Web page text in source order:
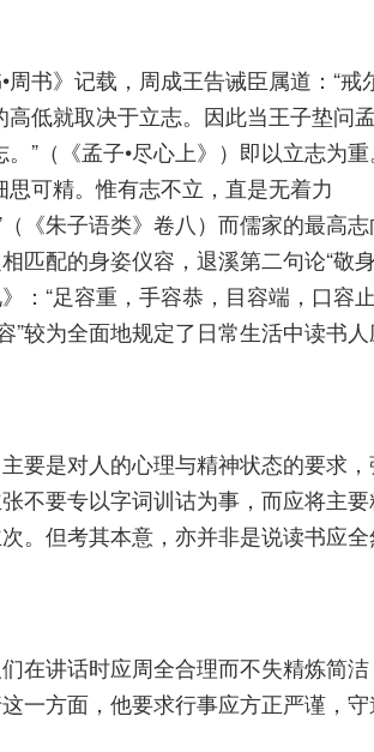
书》记载，周成王告诫臣属道：“戒
低就取决于立志。因此当王子垫问
”（《孟子•尽心上》）即以立志为
可精。惟有志不立，直是无着力
《朱子语类》卷八）而儒家的最高志
匹配的身姿仪容，退溪第二句论“敬
：“足容重，手容恭，目容端，口容止
”较为全面地规定了日常生活中读书
要是对人的心理与精神状态的要求
不要专以字词训诂为事，而应将主要
。但考其本意，亦并非是说读书应
在讲话时应周全合理而不失精炼简
一方面，他要求行事应方正严谨，